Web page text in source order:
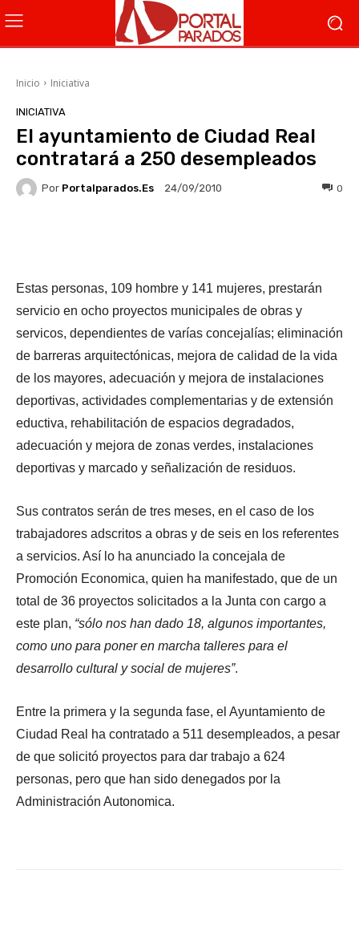
Inicio Iniciativa
INICIATIVA
El ayuntamiento de Ciudad Real
contratará a 250 desempleados
Por Portalparados.es 24/09/2010 0
Estas personas, 109 hombre y 141 mujeres, prestarán
servicio en ocho proyectos municipales de obras y
servicos, dependientes de varías concejalías; eliminación
de barreras arquitectónicas, mejora de calidad de la vida
de los mayores, adecuación y mejora de instalaciones
deportivas, actividades complementarias y de extensión
eductiva, rehabilitación de espacios degradados,
adecuación y mejora de zonas verdes, instalaciones
deportivas y marcado y señalización de residuos.
Sus contratos serán de tres meses, en el caso de los
trabajadores adscritos a obras y de seis en los referentes
a servicios. Así lo ha anunciado la concejala de
Promoción Economica, quien ha manifestado, que de un
total de 36 proyectos solicitados a la Junta con cargo a
este plan, sólo nos han dado 18, algunos importantes,
como uno para poner en marcha talleres para el
desarrollo cultural y social de mujeres .
Entre la primera y la segunda fase, el Ayuntamiento de
Ciudad Real ha contratado a 511 desempleados, a pesar
de que solicitó proyectos para dar trabajo a 624
personas, pero que han sido denegados por la
Administración Autonomica.